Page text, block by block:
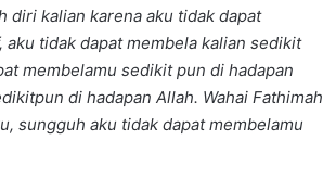
diri kalian karena aku tidak dapat
aku tidak dapat membela kalian sedikit
membelamu sedikit pun di hadapan
di hadapan Allah. Wahai Fathimah
sungguh aku tidak dapat membelamu